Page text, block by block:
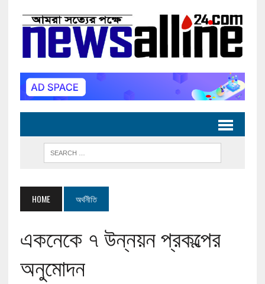
HOME অর্থনীতি
একনেকে ৭ উন্নয়ন প্রকল্পের
অনুমোদন